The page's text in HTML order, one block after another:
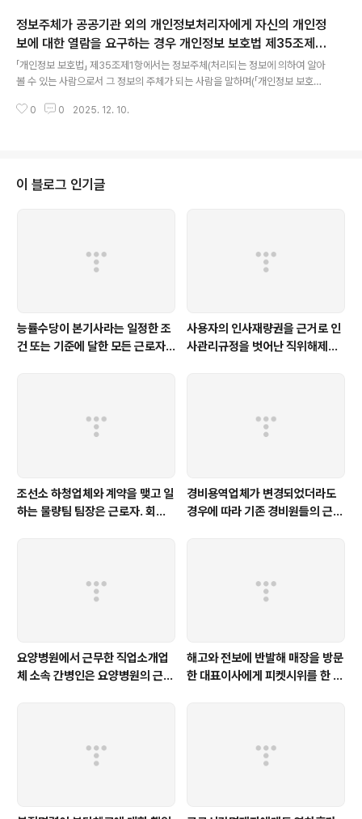
와 대통령령으로 정하는 특수관계에 있는 자를 말한다고 규정하고 있는바,「산지
관리법 시행령」 별표 4의2 비고 제2호가목에 따른 ‘동일인’을 「은행법」 제2조
제1항제8호에 따른 ‘동일인’과 같은 의미로 볼 수 있는지? 「산지관리법 시행령」
별표 4의2 비고..
정보주체가 공공기관 외의 개인정보처리자에게 자신의 개인정
보에 대한 열람을 요구하는 경우 개인정보 보호법 제35조제2
항에 따라 개인정보보호위원회를 통하여 열람을 요구할 수 있
는지 [법제처 25-0653]
「개인정보 보호법」 제35조제1항에서는 정보주체(처리되는 정보에 의하여 알아
볼 수 있는 사람으로서 그 정보의 주체가 되는 사람을 말하며(「개인정보 보호법」
일을 운용하기 위하여 스스로 또는 다른 사람을 통하여 개인정보를 처리하는 공
구하고 정보주체가 자신의 개인정보에 대한 열람을 공공기관에 요구하고자 할
때에는 공공기관에 직접 열람을 요구하거나 대통령령으로 정하는 바에 따라 개
0 0 2025. 12. 10.
이 블로그 인기글
능률수당이 본기사라는 일정한 조
건 또는 기준에 달한 모든 근로자
사용자의 인사재량권을 근거로 인
사관리규정을 벗어난 직위해제사
조선소 하청업체와 계약을 맺고 일
하는 물량팀 팀장은 근로자. 회식
경비용역업체가 변경되었더라도
경우에 따라 기존 경비원들의 근로
요양병원에서 근무한 직업소개업
체 소속 간병인은 요양병원의 근로
서울북부지법 2021가소38058
해고와 전보에 반발해 매장을 방문
한 대표이사에게 피켓시위를 한 행